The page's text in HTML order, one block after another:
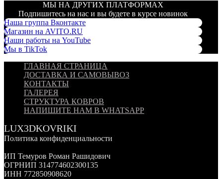
МЫ НА ДРУГИХ ПЛАТФОРМАХ
Подпишитесь на нас и вы будете в курсе новинок
Наша группа Вконтакте
Магазин на AVITO.RU
Наши работы на YouTube
Мы в TikTok
ГЛАВНАЯ СТРАНИЦА
ДОСТАВКА И САМОВЫВОЗ
КОНТАКТЫ
ГАЛЕРЕЯ
СТРУКТУРА КОВРОВ
НАПИШИТЕ НАМ В WHATSAPP
LUX3DKOVRIKI
Политика конфиденциальности
ИП Темуров Роман Рашидович
ОГРНИП 314774602300135
ИНН 772850908620